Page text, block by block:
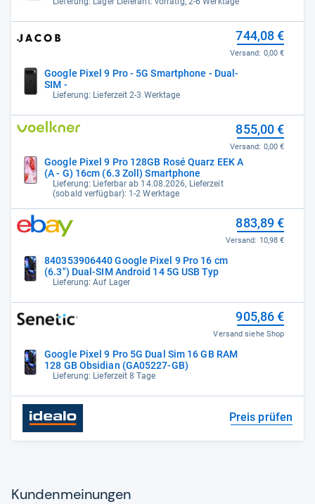
Google Pixel 9 Pro - 5G Smartphone - Dual-
SIM -
Lieferung: Lieferzeit 2-3 Werktage
744,08 €
Versand: 0,00 €
Google Pixel 9 Pro 128GB Rosé Quarz EEK A
(A - G) 16cm (6.3 Zoll) Smartphone
Lieferung: Lieferbar ab 14.08.2026, Lieferzeit
(sobald verfügbar): 1-2 Werktage
855,00 €
Versand: 0,00 €
840353906440 Google Pixel 9 Pro 16 cm
(6.3") Dual-SIM Android 14 5G USB Typ
Lieferung: Auf Lager
883,89 €
Versand: 10,98 €
Google Pixel 9 Pro 5G Dual Sim 16 GB RAM
128 GB Obsidian (GA05227-GB)
Lieferung: Lieferzeit 8 Tage
905,86 €
Versand siehe Shop
Preis prüfen
Kun­den­mei­nun­gen